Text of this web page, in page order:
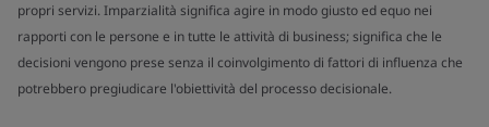
propri servizi. Imparzialità significa agire in modo giusto ed equo nei
rapporti con le persone e in tutte le attività di business; significa che le
decisioni vengono prese senza il coinvolgimento di fattori di influenza che
potrebbero pregiudicare l'obiettività del processo decisionale.